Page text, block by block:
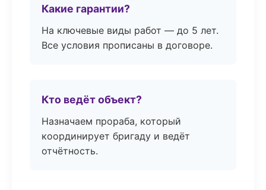
Какие гарантии?
На ключевые виды работ — до 5 лет.
Все условия прописаны в договоре.
Кто ведёт объект?
Назначаем прораба, который
координирует бригаду и ведёт
отчётность.